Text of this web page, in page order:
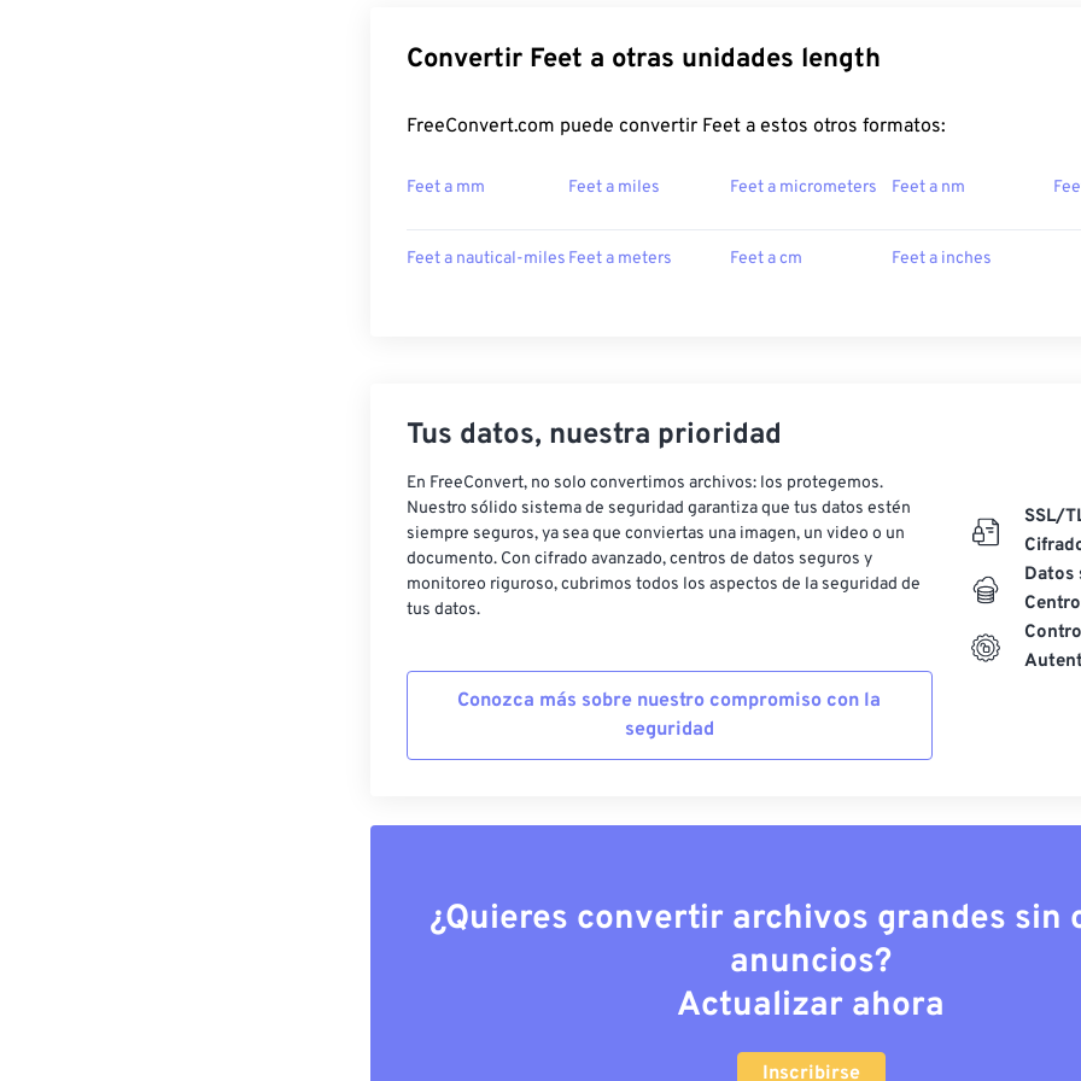
Convertir Feet a otras unidades length
FreeConvert.com puede convertir Feet a estos otros formatos:
Feet a mm Feet a miles Feet a micrometers Feet a nm
Feet a nautical-miles Feet a meters Feet a cm Feet a inches
Tus datos, nuestra prioridad
En FreeConvert, no solo convertimos archivos: los protegemos.
Nuestro sólido sistema de seguridad garantiza que tus datos estén
siempre seguros, ya sea que conviertas una imagen, un video o un
documento. Con cifrado avanzado, centros de datos seguros y
monitoreo riguroso, cubrimos todos los aspectos de la seguridad de
tus datos.
Conozca más sobre nuestro compromiso con la
seguridad
SSL/
Datos
¿Quieres convertir archivos grandes sin
anuncios?
Actualizar ahora
Inscribirse